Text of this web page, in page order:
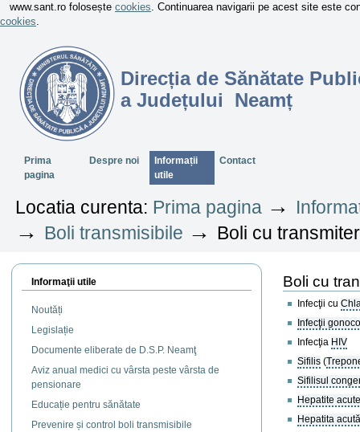
www.sant.ro folosește cookies. Continuarea navigarii pe acest site este
cookies.
Direcția de Sănătate
a Județului Neamț
SectiuniPrima
pagina
Despre noi
Informații
utile
Contact
Locatia curenta: Prima pagina →
→ Boli transmisibile → Boli cu
Informaţii utile
Noutăți
Legislație
Documente eliberate de D.S.P. Neamţ
Aviz anual medici cu vârsta peste vârsta de
pensionare
Educație pentru sănătate
Prevenire și control boli transmisibile
Boli cu
Infecţii cu
Infecţii
Infecţia HIV
Sifilis (
Sifilisul
Hepatite
Hepatita